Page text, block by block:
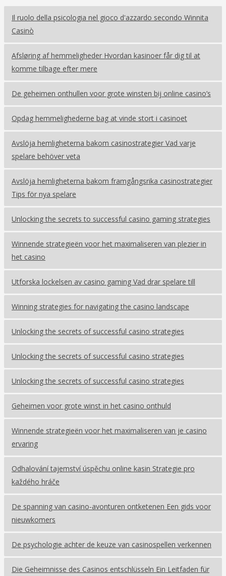
Il ruolo della psicologia nel gioco d'azzardo secondo Winnita
Casinò
Afsløring af hemmeligheder Hvordan kasinoer får dig til at
komme tilbage efter mere
De geheimen onthullen voor grote winsten bij online casino’s
Opdag hemmelighederne bag at vinde stort i casinoet
Avslöja hemligheterna bakom casinostrategier Vad varje
spelare behöver veta
Avslöja hemligheterna bakom framgångsrika casinostrategier
Tips för nya spelare
Unlocking the secrets to successful casino gaming strategies
Winnende strategieën voor het maximaliseren van plezier in
het casino
Utforska lockelsen av casino gaming Vad drar spelare till
Winning strategies for navigating the casino landscape
Unlocking the secrets of successful casino strategies
Unlocking the secrets of successful casino strategies
Unlocking the secrets of successful casino strategies
Geheimen voor grote winst in het casino onthuld
Winnende strategieën voor het maximaliseren van je casino
ervaring
Odhalování tajemství úspěchu online kasin Strategie pro
každého hráče
De spanning van casino-avonturen ontketenen Een gids voor
nieuwkomers
De psychologie achter de keuze van casinospellen verkennen
Die Geheimnisse des Casinos entschlüsseln Ein Leitfaden für